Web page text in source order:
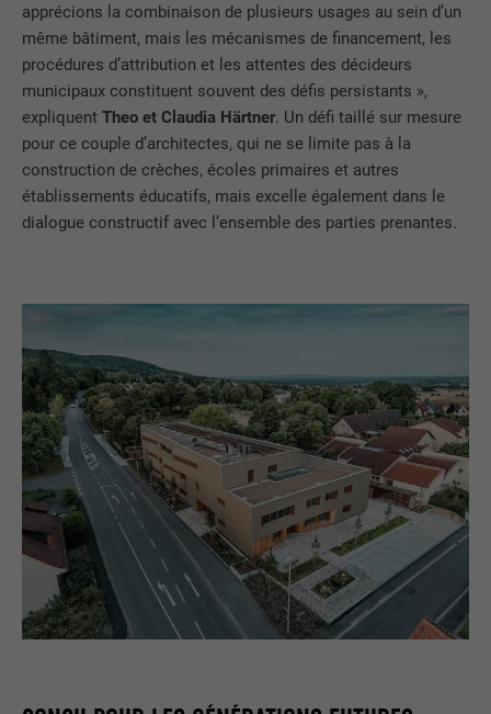
apprécions la combinaison de plusieurs usages au sein d’un
même bâtiment, mais les mécanismes de financement, les
procédures d’attribution et les attentes des décideurs
municipaux constituent souvent des défis persistants »,
expliquentTheo et Claudia Härtner. Un défi taillé sur mesure
pour ce couple d’architectes, qui ne se limite pas à la
construction de crèches, écoles primaires et autres
établissements éducatifs, mais excelle également dans le
dialogue constructif avec l’ensemble des parties prenantes.